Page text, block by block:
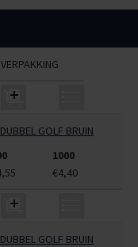
VERPAKKING
GOLF BRUIN
1000
€4,40
GOLF BRUIN